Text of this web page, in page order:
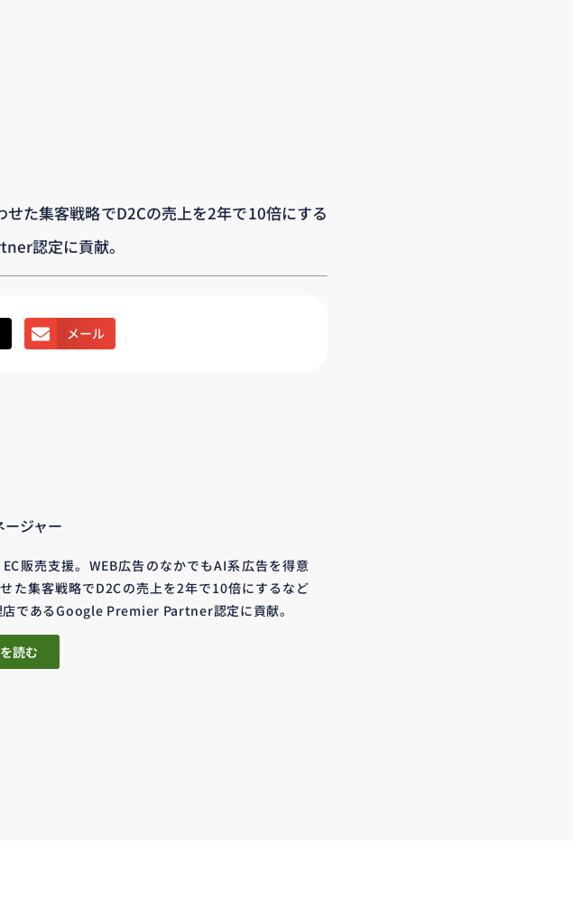
た集客戦略でD2Cの売上を2年で10倍にする
認定に貢献。
メール
ジャー
販売支援。WEB広告のなかでもAI系広告を得意
た集客戦略でD2Cの売上を2年で10倍にするなど
店であるGoogle Premier Partner認定に貢献。
読む